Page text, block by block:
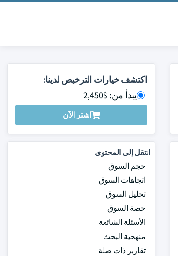
اكتشف خيارات الترخيص لدينا:
يبدأ من: $2,450
اشتر الآن
انتقل إلى المحتوى
حجم السوق
اتجاهات السوق
تحليل السوق
حصة السوق
الأسئلة الشائعة
منهجية البحث
تقارير ذات صلة